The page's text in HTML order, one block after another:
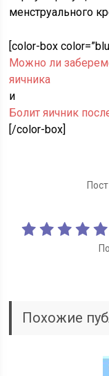
менструального
[color-box
Можно ли
яичника
и
Болит яичник
[/color-box]
Похожие